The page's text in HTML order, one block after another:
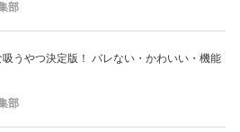
部
吸うやつ決定版！ バレない・かわいい・機能
部